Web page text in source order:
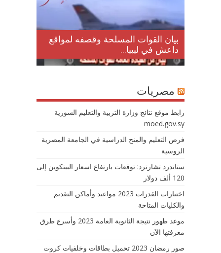
بيان القوات المسلحة وقصفه لمواقع
داعش في ليبيا...
مصريات
رابط موقع نتائج وزارة التربية والتعليم السورية
moed.gov.sy
فرص التعليم والمنح الدراسية في الجامعة المصرية
الروسية
ستاندرد تشارترد: توقعات بارتفاع اسعار البيتكوين إلى
120 ألف دولار
اختبارات القدرات 2023 مواعيد وأماكن التقديم
والكليات المتاحة
موعد ظهور نتيجة الثانوية العامة 2023 وأسرع طرق
معرفتها الآن
صور رمضان 2023 تحميل بطاقات وخلفيات كروت